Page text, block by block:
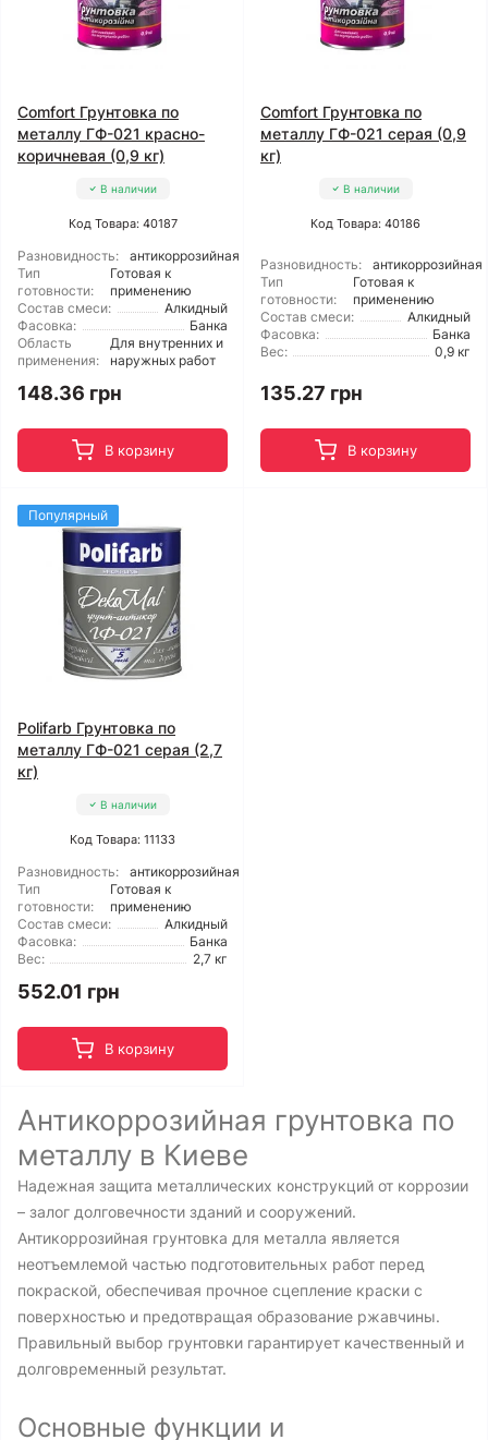
Comfort Грунтовка по
металлу ГФ-021 красно-
коричневая (0,9 кг)
В наличии
Код Товара: 40187
Разновидность:
антикоррозийная
Тип
готовности:
Готовая к
применению
Состав смеси:
Алкидный
Фасовка:
Банка
Область
применения:
Для внутренних и
наружных работ
148.36 грн
В корзину
Comfort Грунтовка по
металлу ГФ-021 серая (0,9
кг)
В наличии
Код Товара: 40186
Разновидность:
антикоррозийная
Тип
готовности:
Готовая к
применению
Состав смеси:
Алкидный
Фасовка:
Банка
Вес:
0,9 кг
135.27 грн
В корзину
Популярный
Polifarb Грунтовка по
металлу ГФ-021 серая (2,7
кг)
В наличии
Код Товара: 11133
Разновидность:
антикоррозийная
Тип
готовности:
Готовая к
применению
Состав смеси:
Алкидный
Фасовка:
Банка
Вес:
2,7 кг
552.01 грн
В корзину
Антикоррозийная грунтовка по
металлу в Киеве
Надежная защита металлических конструкций от коррозии
– залог долговечности зданий и сооружений.
Антикоррозийная грунтовка для металла является
неотъемлемой частью подготовительных работ перед
покраской, обеспечивая прочное сцепление краски с
поверхностью и предотвращая образование ржавчины.
Правильный выбор грунтовки гарантирует качественный и
долговременный результат.
Основные функции и